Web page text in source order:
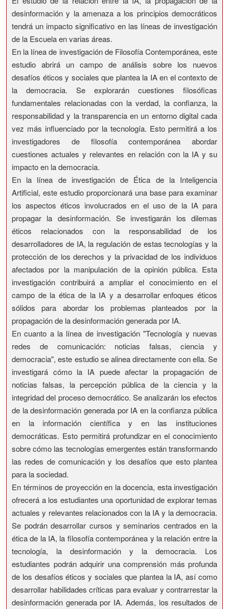
desinformación y la amenaza a los principios democráticos
tendrá un impacto significativo en las líneas de investigación
de la Escuela en varias áreas.
En la línea de investigación de Filosofía Contemporánea, este
estudio abrirá un campo de análisis sobre los nuevos
desafíos éticos y sociales que plantea la IA en el contexto de
la democracia. Se explorarán cuestiones filosóficas
fundamentales relacionadas con la verdad, la confianza, la
responsabilidad y la transparencia en un entorno digital cada
vez más influenciado por la tecnología. Esto permitirá a los
investigadores de filosofía contemporánea abordar
cuestiones actuales y relevantes en relación con la IA y su
impacto en la democracia.
En la línea de investigación de Ética de la Inteligencia
Artificial, este estudio proporcionará una base para examinar
los aspectos éticos involucrados en el uso de la IA para
propagar la desinformación. Se investigarán los dilemas
éticos relacionados con la responsabilidad de los
desarrolladores de IA, la regulación de estas tecnologías y la
protección de los derechos y la privacidad de los individuos
afectados por la manipulación de la opinión pública. Esta
investigación contribuirá a ampliar el conocimiento en el
campo de la ética de la IA y a desarrollar enfoques éticos
sólidos para abordar los problemas planteados por la
propagación de la desinformación generada por IA.
En cuanto a la línea de investigación "Tecnología y nuevas
redes de comunicación: noticias falsas, ciencia y
democracia", este estudio se alinea directamente con ella. Se
investigará cómo la IA puede afectar la propagación de
noticias falsas, la percepción pública de la ciencia y la
integridad del proceso democrático. Se analizarán los efectos
de la desinformación generada por IA en la confianza pública
en la información científica y en las instituciones
democráticas. Esto permitirá profundizar en el conocimiento
sobre cómo las tecnologías emergentes están transformando
las redes de comunicación y los desafíos que esto plantea
para la sociedad.
En términos de proyección en la docencia, esta investigación
ofrecerá a los estudiantes una oportunidad de explorar temas
actuales y relevantes relacionados con la IA y la democracia.
Se podrán desarrollar cursos y seminarios centrados en la
ética de la IA, la filosofía contemporánea y la relación entre la
tecnología, la desinformación y la democracia. Los
estudiantes podrán adquirir una comprensión más profunda
de los desafíos éticos y sociales que plantea la IA, así como
desarrollar habilidades críticas para evaluar y contrarrestar la
desinformación generada por IA. Además, los resultados de